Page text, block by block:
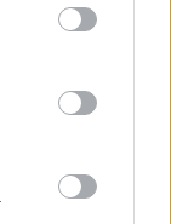
may click to
party tags to
below Google